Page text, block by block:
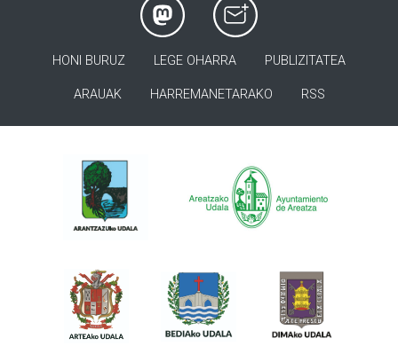
HONI BURUZ LEGE OHARRA PUBLIZITATEA
ARAUAK HARREMANETARAKO RSS